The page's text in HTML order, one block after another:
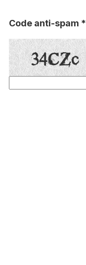
Code anti-spam *